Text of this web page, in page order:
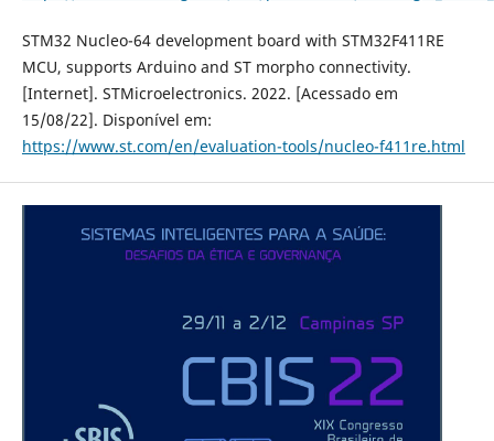
STM32 Nucleo-64 development board with STM32F411RE
MCU, supports Arduino and ST morpho connectivity.
[Internet]. STMicroelectronics. 2022. [Acessado em
15/08/22]. Disponível em:
https://www.st.com/en/evaluation-tools/nucleo-f411re.html